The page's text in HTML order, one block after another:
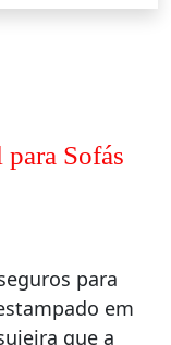
Sofás
para
em
que a